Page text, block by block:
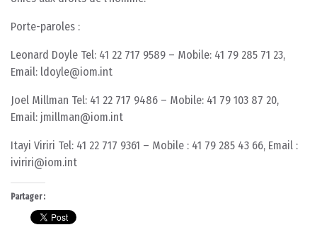
Porte-paroles :
Leonard Doyle Tel: 41 22 717 9589 – Mobile: 41 79 285 71 23,
Email: ldoyle@iom.int
Joel Millman Tel: 41 22 717 9486 – Mobile: 41 79 103 87 20,
Email: jmillman@iom.int
Itayi Viriri Tel: 41 22 717 9361 – Mobile : 41 79 285 43 66, Email :
iviriri@iom.int
Partager :